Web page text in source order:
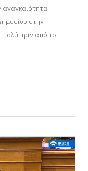
αναγκαιότητα
στην
Πολύ πριν από τα